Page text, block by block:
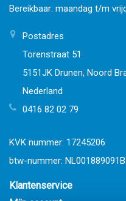
Bereikbaar: maandag t/m
Postadres
Torenstraat 51
5151JK Drunen, Noord
Nederland
0416 82 02 79
KVK nummer: 17245206
btw-nummer:
Klantenservice